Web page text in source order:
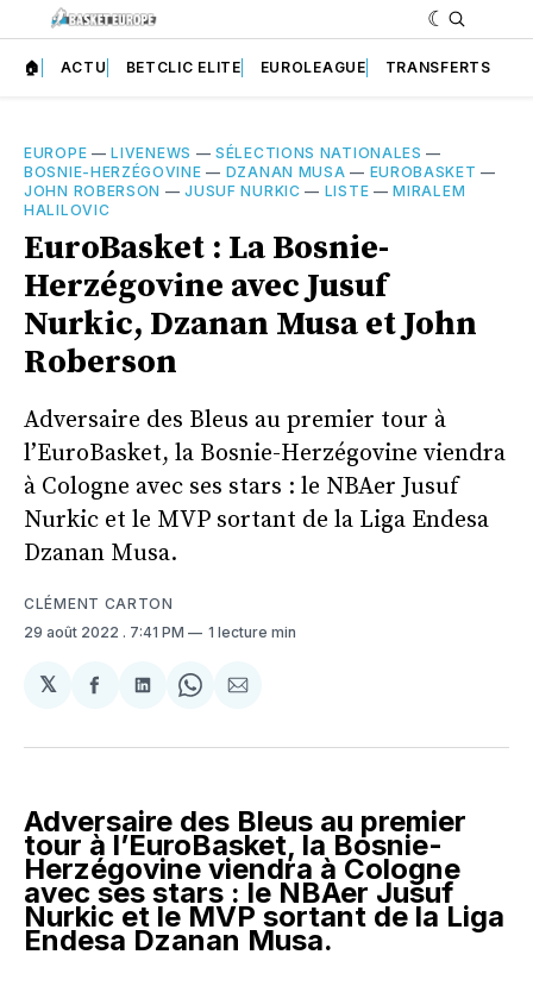
🏠 ACTU BETCLIC ELITE EUROLEAGUE TRANSFERTS
EUROPE —LIVENEWS —SÉLECTIONS NATIONALES —
BOSNIE-HERZÉGOVINE — DZANAN MUSA — EUROBASKET —
JOHN ROBERSON —JUSUF NURKIC — LISTE —MIRALEM
HALILOVIC
EuroBasket : La Bosnie-
Herzégovine avec Jusuf
Nurkic, Dzanan Musa et John
Roberson
Adversaire des Bleus au premier tour à
l’EuroBasket, la Bosnie-Herzégovine viendra
à Cologne avec ses stars : le NBAer Jusuf
Nurkic et le MVP sortant de la Liga Endesa
Dzanan Musa.
CLÉMENT CARTON
29 août 2022 . 7:41 PM 1 lecture min
𝕏
Partager
Facebook
Partager
LinkedIn
Share
WhatsApp
Partager
Courriel
Adversaire des Bleus au premier
tour à l’EuroBasket, la Bosnie-
Herzégovine viendra à Cologne
avec ses stars : le NBAer Jusuf
Nurkic et le MVP sortant de la Liga
Endesa Dzanan Musa.